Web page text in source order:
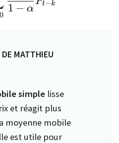
0
1 − α
t−k
MATTHIEU
simple lisse
et réagit plus
moyenne mobile
est utile pour